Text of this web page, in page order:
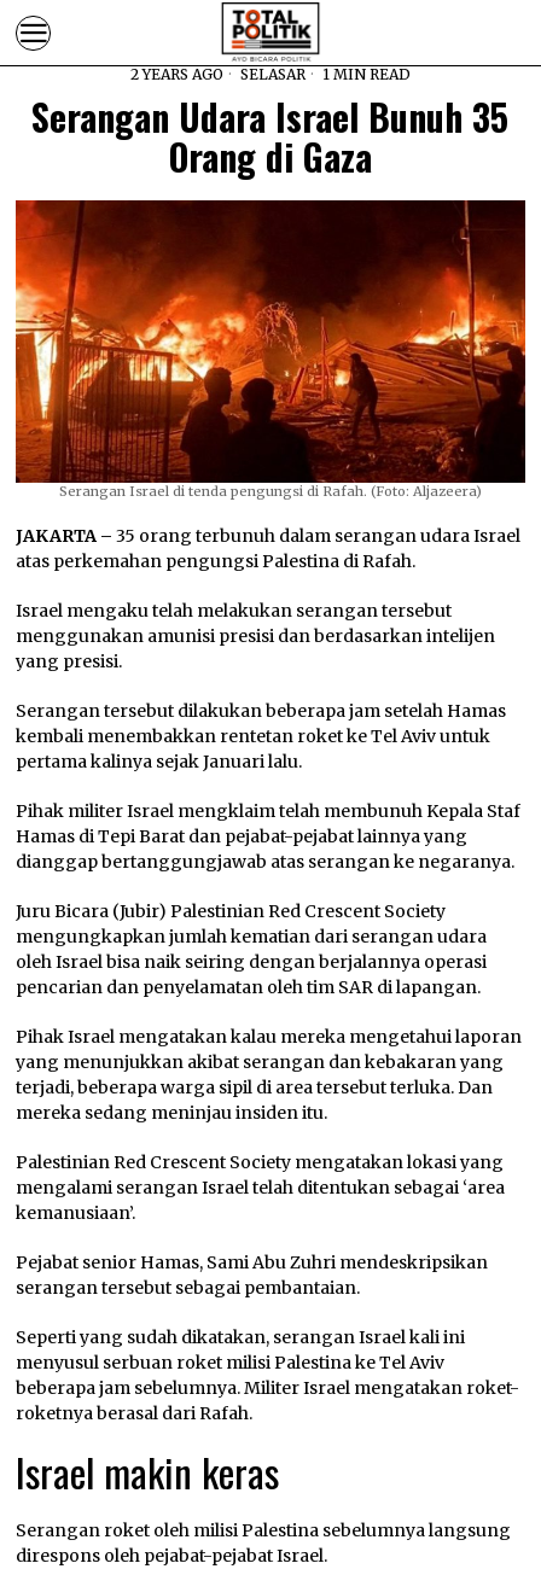
2 YEARS AGO SELASAR 1 MIN READ
Serangan Udara Israel Bunuh 35
Orang di Gaza
Serangan Israel di tenda pengungsi di Rafah. (Foto: Aljazeera)
JAKARTA –35 orang terbunuh dalam serangan udara Israel
atas perkemahan pengungsi Palestina di Rafah.
Israel mengaku telah melakukan serangan tersebut
menggunakan amunisi presisi dan berdasarkan intelijen
yang presisi.
Serangan tersebut dilakukan beberapa jam setelah Hamas
kembali menembakkan rentetan roket ke Tel Aviv untuk
pertama kalinya sejak Januari lalu.
Pihak militer Israel mengklaim telah membunuh Kepala Staf
Hamas di Tepi Barat dan pejabat-pejabat lainnya yang
dianggap bertanggungjawab atas serangan ke negaranya.
Juru Bicara (Jubir) Palestinian Red Crescent Society
mengungkapkan jumlah kematian dari serangan udara
oleh Israel bisa naik seiring dengan berjalannya operasi
pencarian dan penyelamatan oleh tim SAR di lapangan.
Pihak Israel mengatakan kalau mereka mengetahui laporan
yang menunjukkan akibat serangan dan kebakaran yang
terjadi, beberapa warga sipil di area tersebut terluka. Dan
mereka sedang meninjau insiden itu.
Palestinian Red Crescent Society mengatakan lokasi yang
mengalami serangan Israel telah ditentukan sebagai ‘area
kemanusiaan’.
Pejabat senior Hamas, Sami Abu Zuhri mendeskripsikan
serangan tersebut sebagai pembantaian.
Seperti yang sudah dikatakan, serangan Israel kali ini
menyusul serbuan roket milisi Palestina ke Tel Aviv
beberapa jam sebelumnya. Militer Israel mengatakan roket-
roketnya berasal dari Rafah.
Israel makin keras
Serangan roket oleh milisi Palestina sebelumnya langsung
direspons oleh pejabat-pejabat Israel.